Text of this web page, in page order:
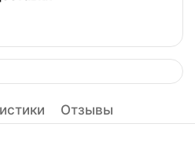
Отзывы